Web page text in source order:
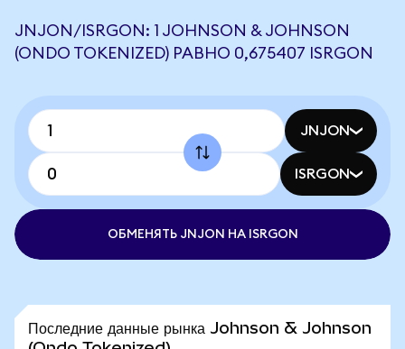
JNJON/ISRGON: 1 JOHNSON & JOHNSON
(ONDO TOKENIZED) РАВНО 0,675407 ISRGON
JNJON
ISRGON
ОБМЕНЯТЬ JNJON НА ISRGON
Последние данные рынка Johnson & Johnson